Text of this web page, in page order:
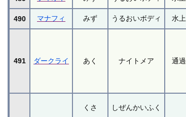
490 マナフィ みず うるおいボディ 水上
491 ダークライ あく ナイトメア 通過
くさ
しぜんかいふく